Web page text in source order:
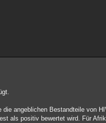
angeblichen Bestandteile von
als positiv bewertet wird. Für